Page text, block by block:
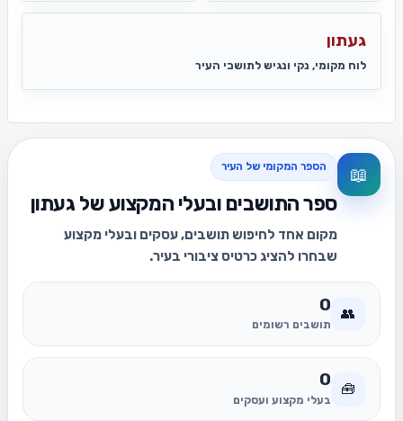
געתון
לוח מקומי, נקי ונגיש לתושבי העיר
📖 הספר המקומי של העיר
ספר התושבים ובעלי המקצוע של געתון
מקום אחד לחיפוש תושבים, עסקים ובעלי מקצוע
שבחרו להציג כרטיס ציבורי בעיר.
👥
0
תושבים רשומים
🧰
0
בעלי מקצוע ועסקים